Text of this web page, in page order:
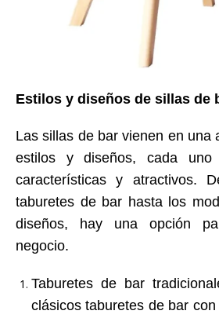
Estilos y diseños de sillas de
Las sillas de bar vienen en una
estilos y diseños, cada
características y atractivos.
taburetes de bar hasta los
diseños, hay una opción
negocio.
Taburetes de bar
clásicos taburetes de bar